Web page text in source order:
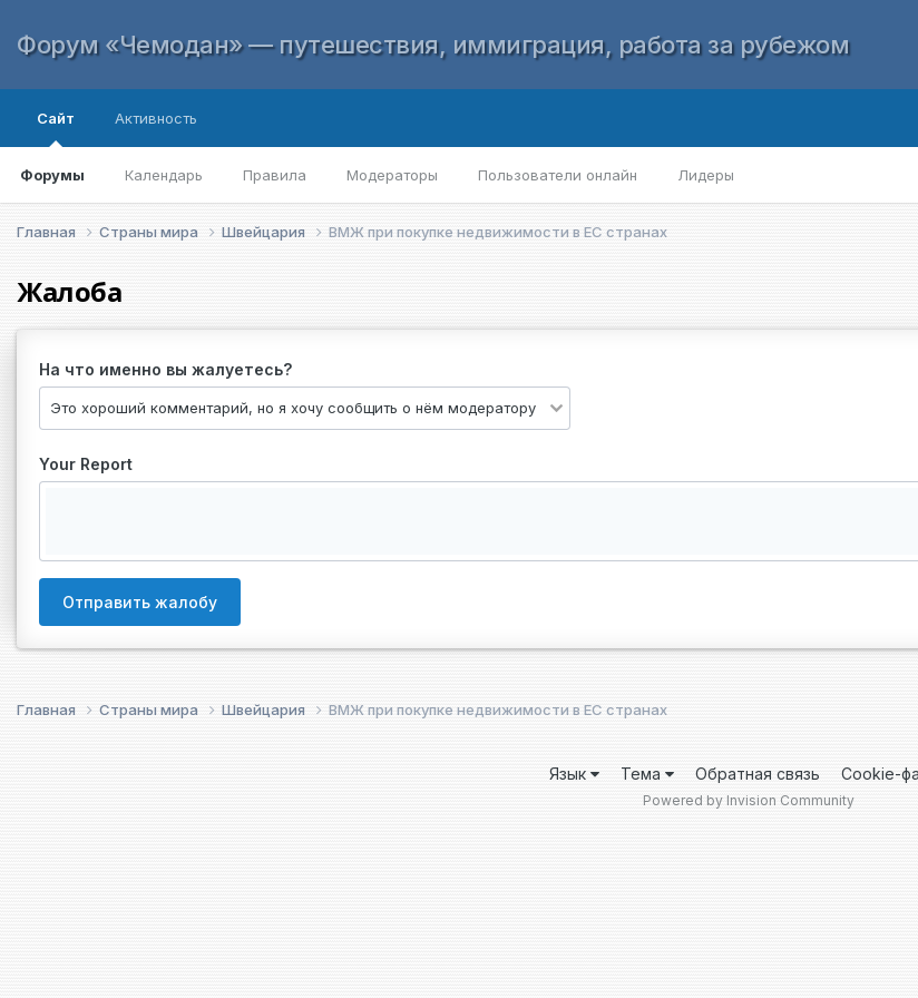
Форум «Чемодан» — путешествия, иммиграция, работа за рубежом
Сайт
Форумы Календарь Правила Модераторы Пользователи онлайн Лидеры
Активность
Главная Страны мира Швейцария ВМЖ при покупке недвижимости в ЕС странах
Жалоба
На что именно вы жалуетесь?
Your Report
Отправить жалобу
Главная Страны мира Швейцария ВМЖ при покупке недвижимости в ЕС странах
Язык Тема Обратная связь Cookie-
Powered by Invision Community